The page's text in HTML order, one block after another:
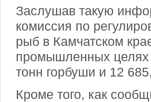
Заслушав такую
комиссия по
рыб в Камчатском
промышленных целях
тонн горбуши и 12
Кроме того, как